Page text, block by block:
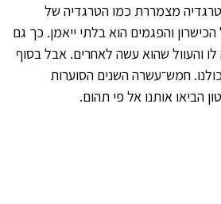
מצמררת כמו הטרגדיה של
הכישרון והפגמים הוא בלתי ייאמן. כך גם
והעוול שהוא עשה לאחרים. אבל בסוף
חמש־עשרה השנים הסוערות
הביאו אותנו אל פי תהום.